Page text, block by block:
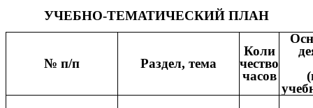
УЧЕБНО-ТЕМАТИЧЕСКИЙ ПЛАН
№ п/п Раздел, тема
Коли
чество
часов